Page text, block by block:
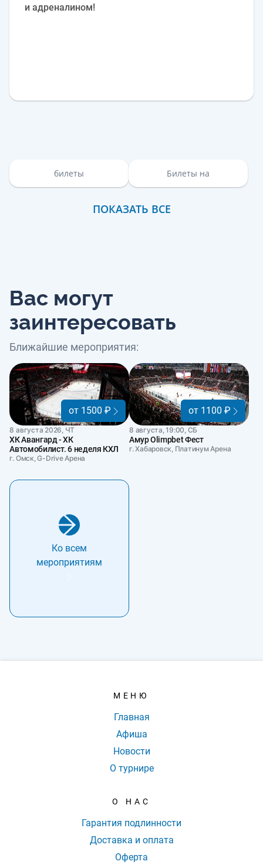
и адреналином!
билеты Билеты на
ПОКАЗАТЬ ВСЕ
Вас могут
заинтересовать
Ближайшие мероприятия:
от 1500 ₽
8 августа 2026, ЧТ
ХК Авангард - ХК
Автомобилист. 6 неделя КХЛ
г. Омск, G-Drive Арена
от 1100 ₽
8 августа, 19:00, СБ
Амур Olimpbet Фест
г. Хабаровск, Платинум Арена
Ко всем
мероприятиям
МЕНЮ
Главная
Афиша
Новости
О турнире
О НАС
Гарантия подлинности
Доставка и оплата
Оферта